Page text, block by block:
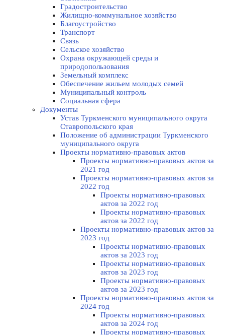
Градостроительство
Жилищно-коммунальное хозяйство
Благоустройство
Транспорт
Связь
Сельское хозяйство
Охрана окружающей среды и
природопользования
Земельный комплекс
Обеспечение жильем молодых семей
Муниципальный контроль
Социальная сфера
Документы
Устав Туркменского муниципального округа
Ставропольского края
Положение об администрации Туркменского
муниципального округа
Проекты нормативно-правовых актов
Проекты нормативно-правовых актов за
2021 год
Проекты нормативно-правовых актов за
2022 год
Проекты нормативно-правовых
актов за 2022 год
Проекты нормативно-правовых
актов за 2022 год
Проекты нормативно-правовых актов за
2023 год
Проекты нормативно-правовых
актов за 2023 год
Проекты нормативно-правовых
актов за 2023 год
Проекты нормативно-правовых
актов за 2023 год
Проекты нормативно-правовых актов за
2024 год
Проекты нормативно-правовых
актов за 2024 год
Проекты нормативно-правовых